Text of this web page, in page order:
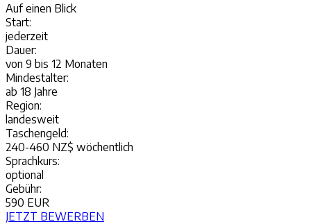
Auf einen Blick
Start:
jederzeit
Dauer:
von 9 bis 12 Monaten
Mindestalter:
ab 18 Jahre
Region:
landesweit
Taschengeld:
240-460 NZ$ wöchentlich
Sprachkurs:
optional
Gebühr:
590 EUR
JETZT BEWERBEN